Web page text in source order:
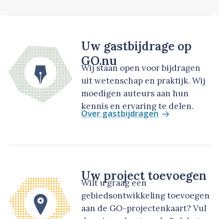
Uw gastbijdrage op
GO.nu
Wij staan open voor bijdragen
uit wetenschap en praktijk. Wij
moedigen auteurs aan hun
kennis en ervaring te delen.
Over gastbijdragen
Uw project toevoegen
Wilt u graag een
gebiedsontwikkeling toevoegen
aan de GO-projectenkaart? Vul